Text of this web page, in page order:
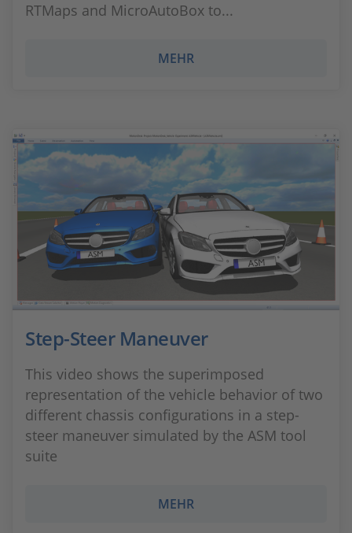
RTMaps and MicroAutoBox to...
MEHR
Step-Steer Maneuver
This video shows the superimposed
representation of the vehicle behavior of two
different chassis configurations in a step-
steer maneuver simulated by the ASM tool
suite
MEHR